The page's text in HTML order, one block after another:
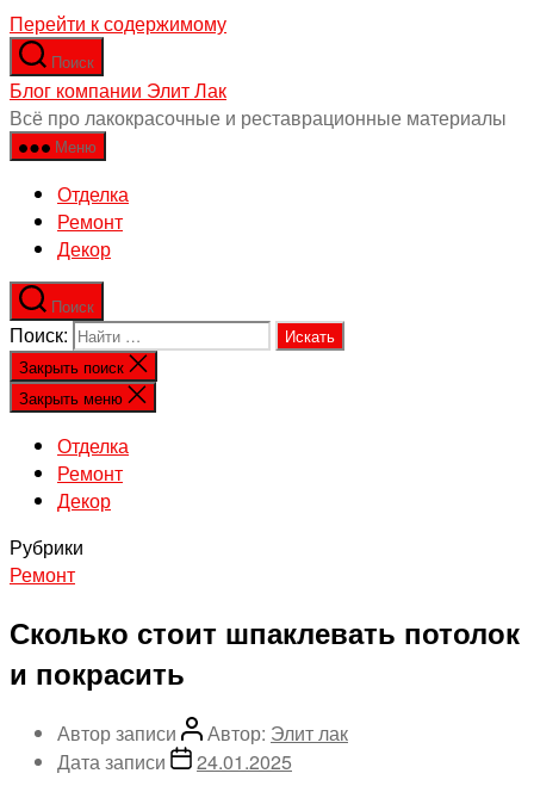
Перейти к содержимому
Поиск
Блог компании Элит Лак
Всё про лакокрасочные и реставрационные материалы
Меню
Отделка
Ремонт
Декор
Поиск
Поиск:
Закрыть поиск
Закрыть меню
Отделка
Ремонт
Декор
Рубрики
Ремонт
Сколько стоит шпаклевать потолок
и покрасить
Автор записи Автор: Элит лак
Дата записи
24.01.2025